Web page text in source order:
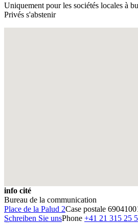
Uniquement pour les sociétés locales à
Privés s'abstenir
info cité
Bureau de la communication
Place de la Palud 2Case postale 6904
Schreiben Sie unsPhone +41 21 315 25